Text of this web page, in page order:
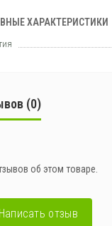
ХАРАКТЕРИСТИКИ
(0)
об этом товаре.
отзыв